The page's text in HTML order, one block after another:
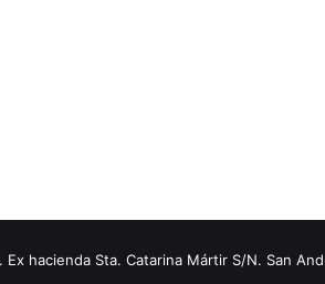
hacienda Sta. Catarina Mártir S/N. San